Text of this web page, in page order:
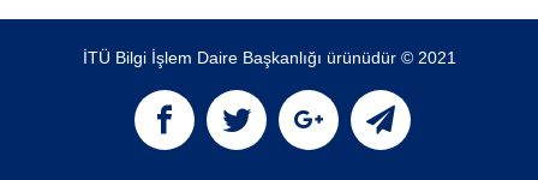
İTÜ Bilgi İşlem Daire Başkanlığı ürünüdür © 2021